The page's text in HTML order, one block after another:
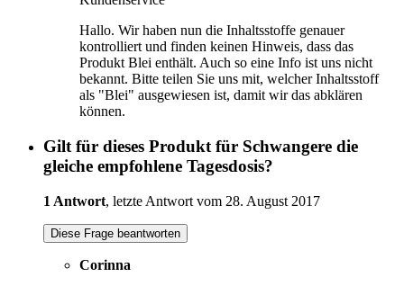
Hallo. Wir haben nun die Inhaltsstoffe genauer
kontrolliert und finden keinen Hinweis, dass das
Produkt Blei enthält. Auch so eine Info ist uns nicht
bekannt. Bitte teilen Sie uns mit, welcher Inhaltsstoff
als "Blei" ausgewiesen ist, damit wir das abklären
können.
Gilt für dieses Produkt für Schwangere die
gleiche empfohlene Tagesdosis?
1 Antwort, letzte Antwort vom 28. August 2017
Diese Frage beantworten
Corinna